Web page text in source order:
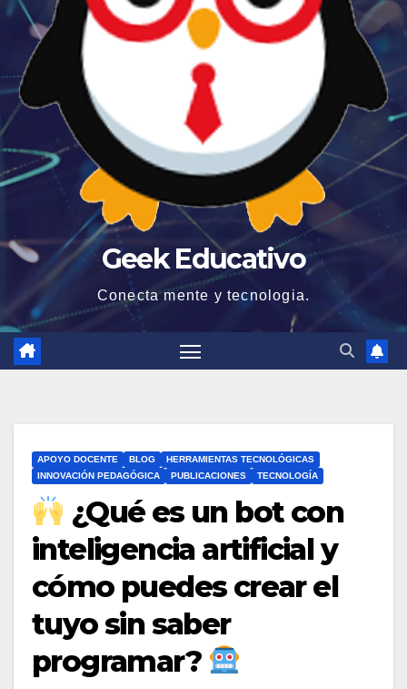
Geek Educativo
Conecta mente y tecnologia.
APOYO DOCENTE BLOG
HERRAMIENTAS TECNOLÓGICAS
INNOVACIÓN PEDAGÓGICA
PUBLICACIONES TECNOLOGÍA
¿Qué es un bot con
inteligencia artificial y
cómo puedes crear el
tuyo sin saber
programar?